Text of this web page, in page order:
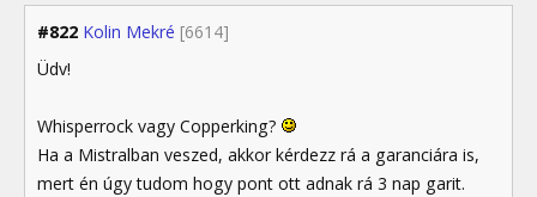
#822 Kolin Mekré [6614]
Üdv!
Whisperrock vagy Copperking?
Ha a Mistralban veszed, akkor kérdezz rá a garanciára is,
mert én úgy tudom hogy pont ott adnak rá 3 nap garit.